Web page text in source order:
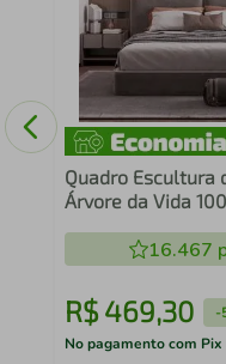
Quadro Escultura
Árvore da Vida
16.467
R$ 469,30 -
No pagamento com Pix